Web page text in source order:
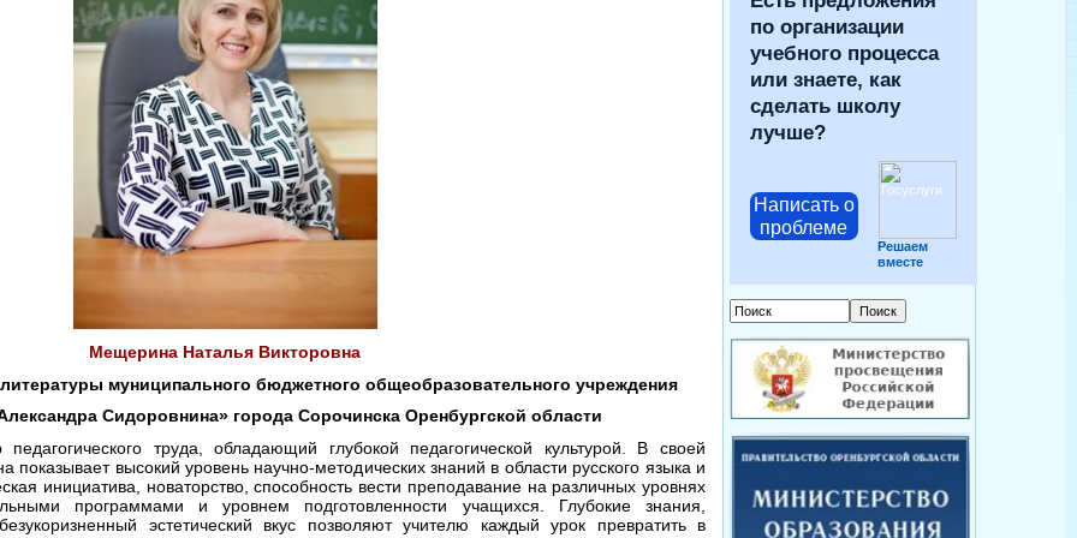
Мещерина Наталья Викторовна
муниципального бюджетного общеобразовательного учреждения
Сидоровнина» города Сорочинска Оренбургской области
труда, обладающий глубокой педагогической культурой. В своей
показывает высокий уровень научно-методических знаний в области русского языка и
инициатива, новаторство, способность вести преподавание на различных уровнях
программами и уровнем подготовленности учащихся. Глубокие знания,
эстетический вкус позволяют учителю каждый урок превратить в
по организации
учебного процесса
или знаете, как
сделать школу
лучше?
Написать о
проблеме
Решаем
вместе